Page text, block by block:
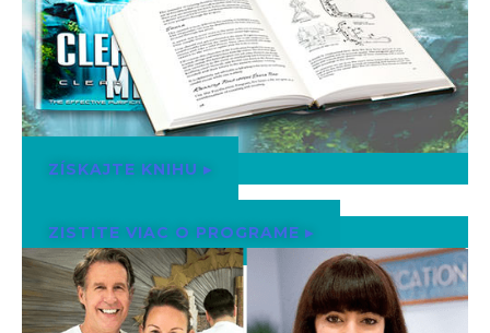
ZÍSKAJTE KNIHU ▸
ZISTITE VIAC O PROGRAME ▸